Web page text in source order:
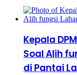
Kepala
Soal Alih
di Pantai